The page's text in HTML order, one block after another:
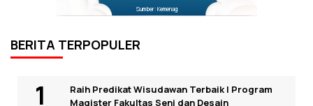
Sumber: Kemenag
BERITA TERPOPULER
Raih Predikat Wisudawan Terbaik I Program
Magister Fakultas Seni dan Desain